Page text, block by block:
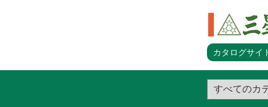
カタログサイ